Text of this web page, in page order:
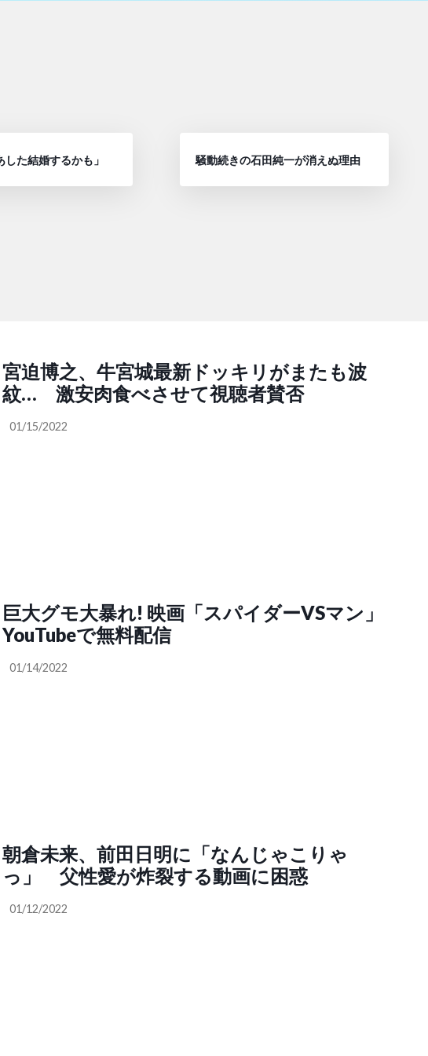
た結婚するかも」 騒動続きの石田純一が消えぬ理由
宮迫博之、牛宮城最新ドッキリがまたも波
紋… 激安肉食べさせて視聴者賛否
01/15/2022
巨大グモ大暴れ! 映画「スパイダーVSマン」
YouTubeで無料配信
01/14/2022
朝倉未来、前田日明に「なんじゃこりゃ
っ」 父性愛が炸裂する動画に困惑
01/12/2022